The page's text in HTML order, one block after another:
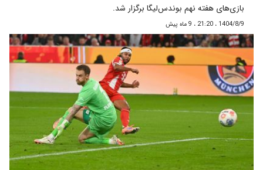
بازی‌های هفته نهم بوندس‌لیگا برگزار شد.
1404/8/9 ، 21:20 ، 9 ماه پیش